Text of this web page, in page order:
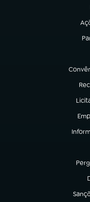
(abre
(abre
(abre